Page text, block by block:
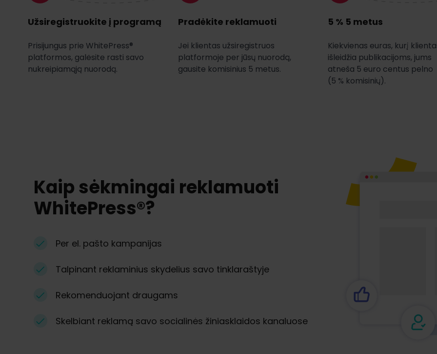
Užsiregistruokite į programą
Prisijungus prie WhitePress®
platformos, galėsite rasti savo
nukreipiamąją nuorodą.
Pradėkite reklamuoti
Jei klientas užsiregistruos
platformoje per jūsų nuorodą,
gausite komisinius 5 metus.
5 % 5 metus
Kiekvienas euras, kurį
išleidžia publikacijoms, jums
atneša 5 euro centus pelno
(5 % komisinių).
Kaip sėkmingai reklamuoti
WhitePress®?
Per el. pašto kampanijas
Talpinant reklaminius skydelius savo tinklaraštyje
Rekomenduojant draugams
Skelbiant reklamą savo socialinės žiniasklaidos kanaluose